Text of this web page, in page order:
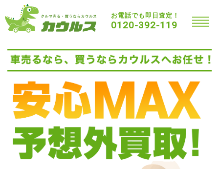
お電話でも即日査定！
0120-392-119